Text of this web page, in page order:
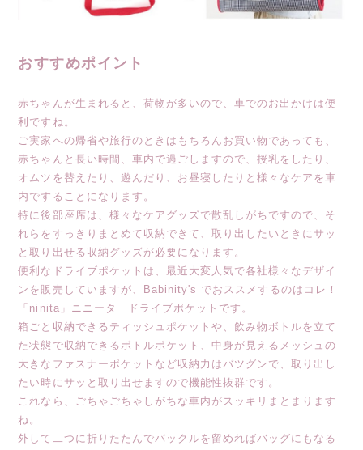
おすすめポイント
赤ちゃんが生まれると、荷物が多いので、車でのお出かけは便
利ですね。
ご実家への帰省や旅行のときはもちろんお買い物であっても、
赤ちゃんと長い時間、車内で過ごしますので、授乳をしたり、
オムツを替えたり、遊んだり、お昼寝したりと様々なケアを車
内ですることになります。
特に後部座席は、様々なケアグッズで散乱しがちですので、そ
れらをすっきりまとめて収納できて、取り出したいときにサッ
と取り出せる収納グッズが必要になります。
便利なドライブポケットは、最近大変人気で各社様々なデザイ
ンを販売していますが、Babinity's でおススメするのはコレ！
「ninita」ニニータ ドライブポケットです。
箱ごと収納できるティッシュポケットや、飲み物ボトルを立て
た状態で収納できるボトルポケット、中身が見えるメッシュの
大きなファスナーポケットなど収納力はバツグンで、取り出し
たい時にサッと取り出せますので機能性抜群です。
これなら、ごちゃごちゃしがちな車内がスッキリまとまります
ね。
外して二つに折りたたんでバックルを留めればバッグにもなる